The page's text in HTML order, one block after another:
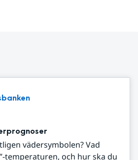
vädersymbolen? Vad
temperaturen, och hur ska du